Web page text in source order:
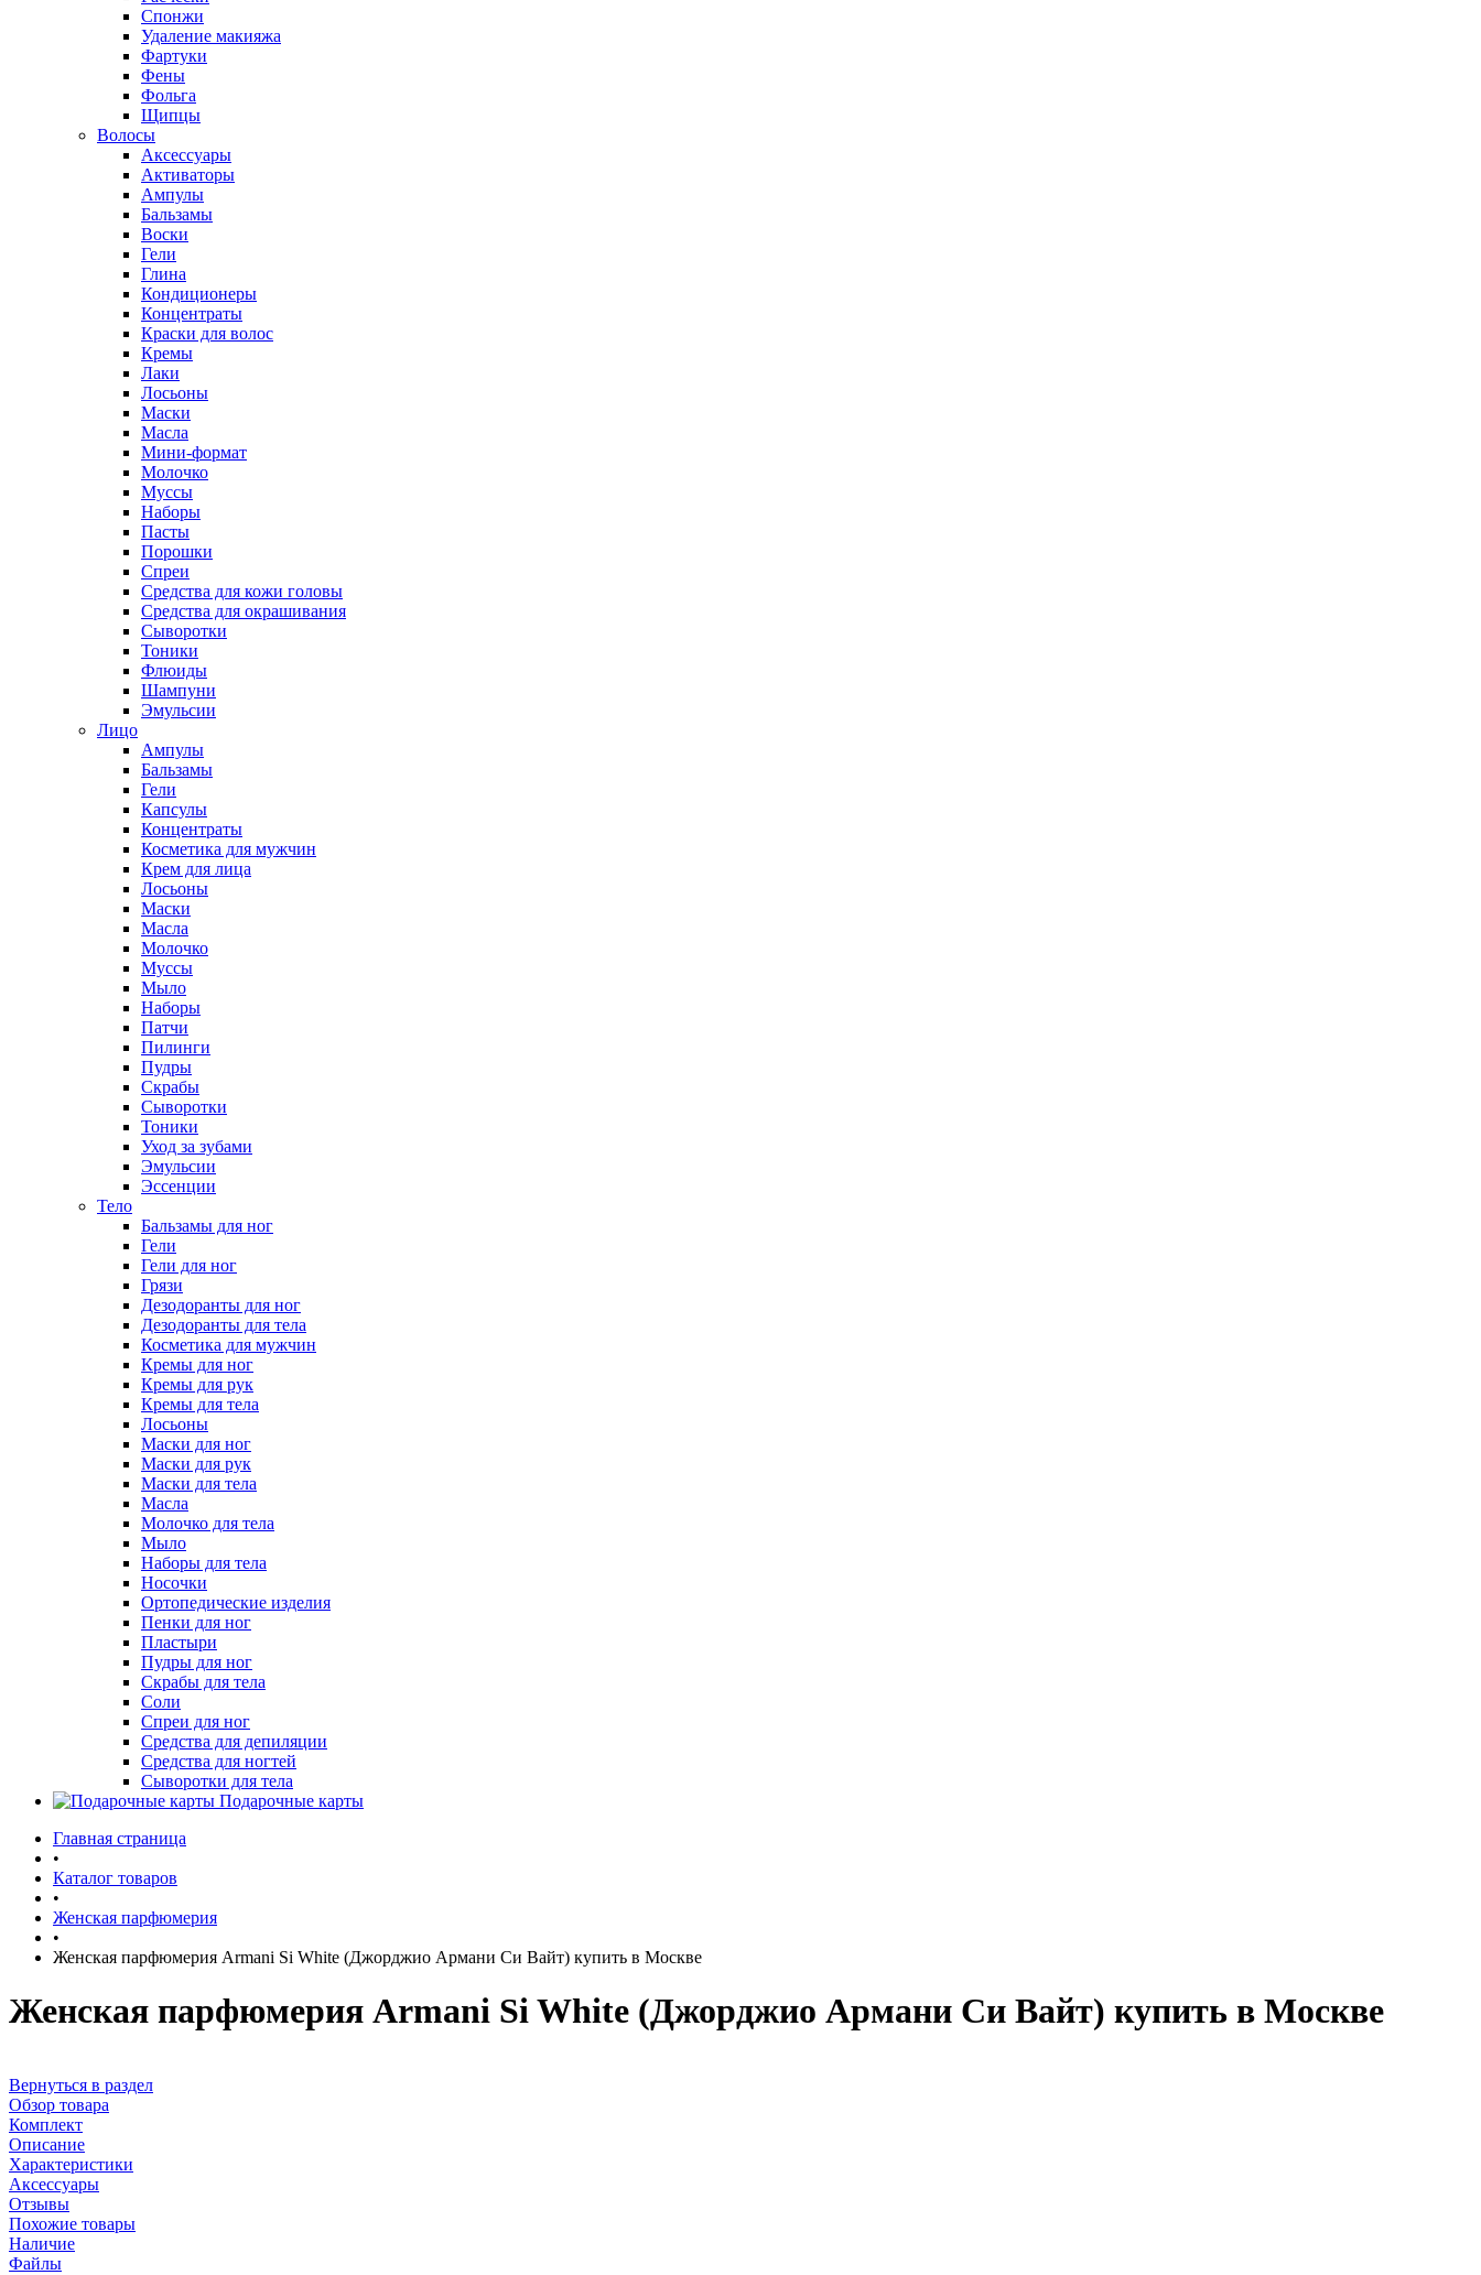
Спонжи
Удаление макияжа
Фартуки
Фены
Фольга
Щипцы
Волосы
Аксессуары
Активаторы
Ампулы
Бальзамы
Воски
Гели
Глина
Кондиционеры
Концентраты
Краски для волос
Кремы
Лаки
Лосьоны
Маски
Масла
Мини-формат
Молочко
Муссы
Наборы
Пасты
Порошки
Спреи
Средства для кожи головы
Средства для окрашивания
Сыворотки
Тоники
Флюиды
Шампуни
Эмульсии
Лицо
Ампулы
Бальзамы
Гели
Капсулы
Концентраты
Косметика для мужчин
Крем для лица
Лосьоны
Маски
Масла
Молочко
Муссы
Мыло
Наборы
Патчи
Пилинги
Пудры
Скрабы
Сыворотки
Тоники
Уход за зубами
Эмульсии
Эссенции
Тело
Бальзамы для ног
Гели
Гели для ног
Грязи
Дезодоранты для ног
Дезодоранты для тела
Косметика для мужчин
Кремы для ног
Кремы для рук
Кремы для тела
Лосьоны
Маски для ног
Маски для рук
Маски для тела
Масла
Молочко для тела
Мыло
Наборы для тела
Носочки
Ортопедические изделия
Пенки для ног
Пластыри
Пудры для ног
Скрабы для тела
Соли
Спреи для ног
Средства для депиляции
Средства для ногтей
Сыворотки для тела
Подарочные карты
Главная страница
•
Каталог товаров
•
Женская парфюмерия
•
Женская парфюмерия Armani Si White (Джорджио Армани Си Вайт) купить в Москве
Женская парфюмерия Armani Si White (Джорджио Армани Си Вайт) купить в Москве
Вернуться в раздел
Обзор товара
Комплект
Описание
Характеристики
Аксессуары
Отзывы
Похожие товары
Наличие
Файлы